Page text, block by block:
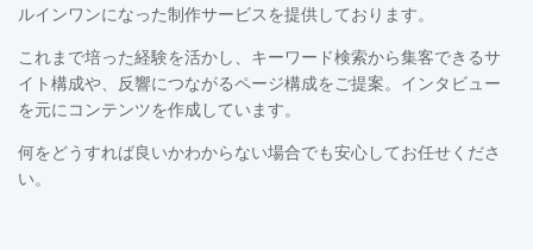
ルインワンになった制作サービスを提供しております。
これまで培った経験を活かし、キーワード検索から集客できるサ
イト構成や、反響につながるページ構成をご提案。インタビュー
を元にコンテンツを作成しています。
何をどうすれば良いかわからない場合でも安心してお任せくださ
い。